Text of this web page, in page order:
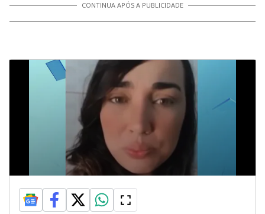
CONTINUA APÓS A PUBLICIDADE